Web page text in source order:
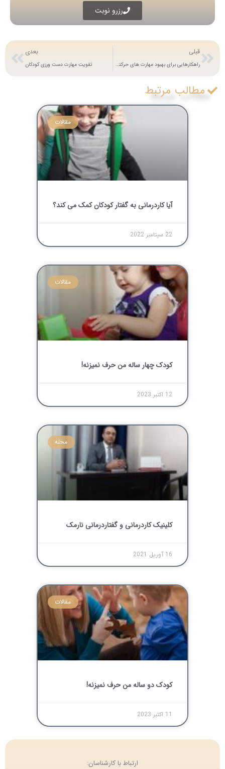
رزرو نوبت
قبلی
راهکارهایی برای بهبود مهارت های حرکتی ظریف کودکان
بعدی
تقویت مهارت دست ورزی کودکان
مطالب مرتبط
مقالات
آیا کاردرمانی به گفتار کودکان کمک می کند؟
22 سپتامبر 2022
مقالات
کودک چهار ساله من حرف نمیزنه!
12 اکتبر 2023
محله
کلینیک کاردرمانی و گفتاردرمانی نارمک
16 آوریل 2021
مقالات
کودک دو ساله من حرف نمیزنه!
11 اکتبر 2023
ارتباط با کارشناسان: